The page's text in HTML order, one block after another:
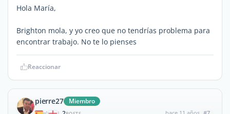
Hola María,
Brighton mola, y yo creo que no tendrías problema para
encontrar trabajo. No te lo pienses
Reaccionar
pierre27 Miembro